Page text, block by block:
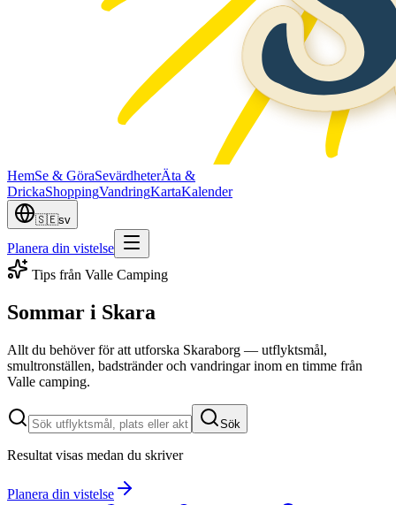
HemSe & GöraSevärdheterÄta &
DrickaShoppingVandringKartaKalender
🇸🇪sv
Planera din vistelse
Tips från Valle Camping
Sommar i Skara
Allt du behöver för att utforska Skaraborg — utflyktsmål,
smultronställen, badstränder och vandringar inom en timme från
Valle camping.
Sök
Resultat visas medan du skriver
Planera din vistelse